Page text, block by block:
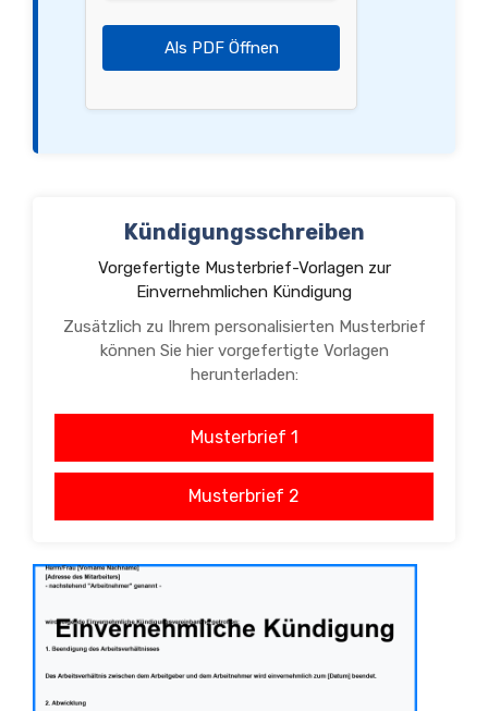
Als PDF Öffnen
Kündigungsschreiben
Vorgefertigte Musterbrief-Vorlagen zur
Einvernehmlichen Kündigung
Zusätzlich zu Ihrem personalisierten Musterbrief
können Sie hier vorgefertigte Vorlagen
herunterladen:
Musterbrief 1
Musterbrief 2